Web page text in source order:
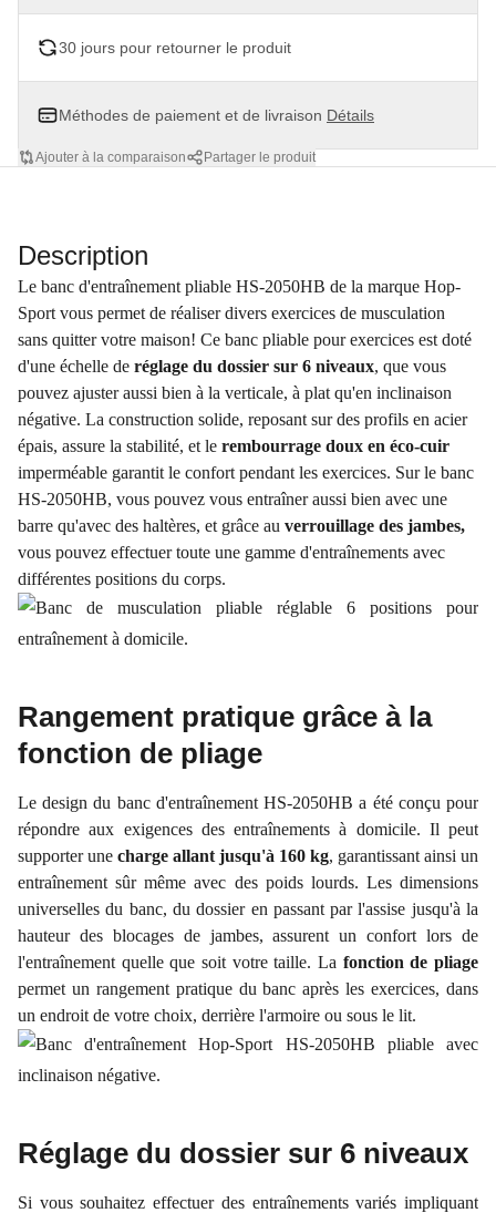
30 jours pour retourner le produit
Méthodes de paiement et de livraison Détails
Ajouter à la comparaison Partager le produit
Description
Le banc d'entraînement pliable HS-2050HB de la marque Hop-
Sport vous permet de réaliser divers exercices de musculation
sans quitter votre maison! Ce banc pliable pour exercices est doté
d'une échelle de réglage du dossier sur 6 niveaux, que vous
pouvez ajuster aussi bien à la verticale, à plat qu'en inclinaison
négative. La construction solide, reposant sur des profils en acier
épais, assure la stabilité, et le rembourrage doux en éco-cuir
imperméable garantit le confort pendant les exercices. Sur le banc
HS-2050HB, vous pouvez vous entraîner aussi bien avec une
barre qu'avec des haltères, et grâce au verrouillage des jambes,
vous pouvez effectuer toute une gamme d'entraînements avec
différentes positions du corps.
Rangement pratique grâce à la
fonction de pliage
Le design du banc d'entraînement HS-2050HB a été conçu pour
répondre aux exigences des entraînements à domicile. Il peut
supporter une charge allant jusqu'à 160 kg, garantissant ainsi un
entraînement sûr même avec des poids lourds. Les dimensions
universelles du banc, du dossier en passant par l'assise jusqu'à la
hauteur des blocages de jambes, assurent un confort lors de
l'entraînement quelle que soit votre taille. La fonction de pliage
permet un rangement pratique du banc après les exercices, dans
un endroit de votre choix, derrière l'armoire ou sous le lit.
Réglage du dossier sur 6 niveaux
Si vous souhaitez effectuer des entraînements variés impliquant